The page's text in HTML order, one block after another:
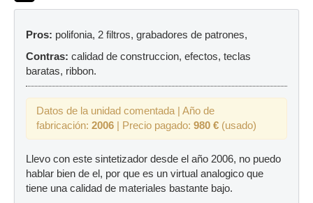
Pros: polifonia, 2 filtros, grabadores de patrones,
Contras: calidad de construccion, efectos, teclas
baratas, ribbon.
Datos de la unidad comentada | Año de
fabricación: 2006 | Precio pagado: 980 € (usado)
Llevo con este sintetizador desde el año 2006, no puedo
hablar bien de el, por que es un virtual analogico que
tiene una calidad de materiales bastante bajo.